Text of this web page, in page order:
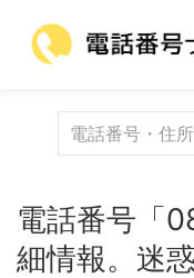
電話番号「
細情報。迷